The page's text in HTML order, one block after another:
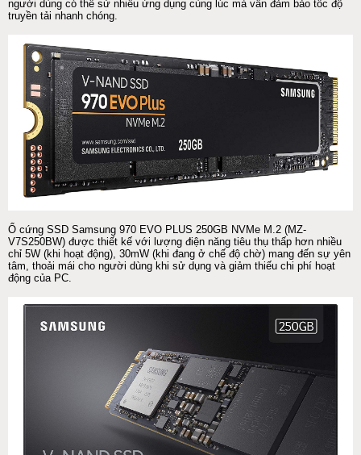
người dùng có thể sử nhiều ứng dụng cùng lúc mà vẫn đảm bảo tốc độ
truyền tải nhanh chóng.
Ổ cứng SSD Samsung 970 EVO PLUS 250GB NVMe M.2 (MZ-
V7S250BW) được thiết kế với lượng điện năng tiêu thụ thấp hơn nhiều
chỉ 5W (khi hoạt động), 30mW (khi đang ở chế độ chờ) mang đến sự yên
tâm, thoải mái cho người dùng khi sử dụng và giảm thiếu chi phí hoạt
động của PC.